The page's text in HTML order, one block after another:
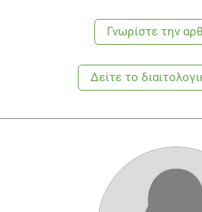
Γνωρίστε την
Δείτε το